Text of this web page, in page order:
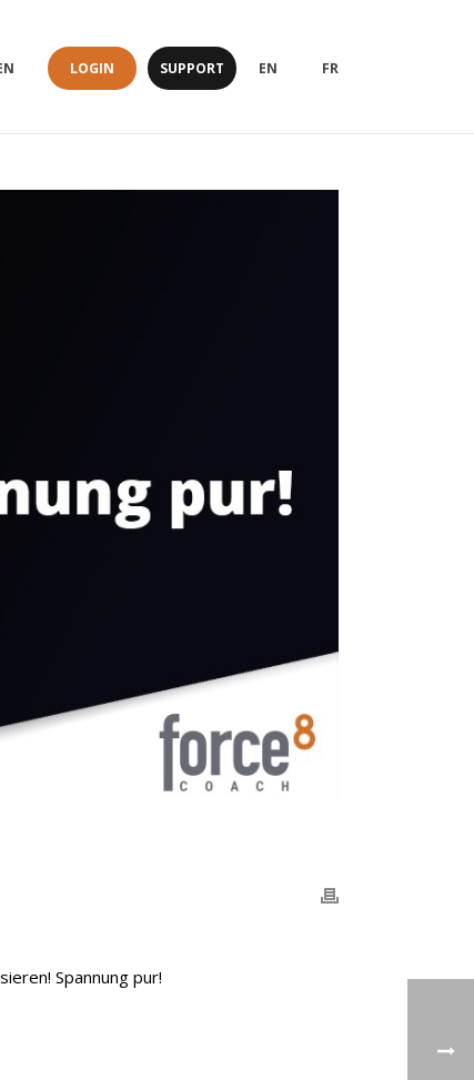
LOGIN SUPPORT EN FR
Spannung pur!